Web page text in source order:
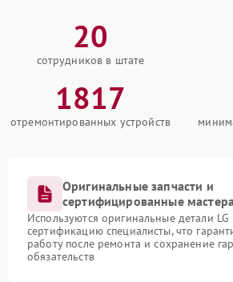
20
сотрудников в штате
1817
отремонтированных устройств
Оригинальные запчасти и
сертифицированные
Используются оригинальные детали
сертификацию специалисты, что
работу после ремонта и сохранение
обязательств